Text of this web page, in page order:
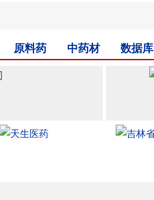
原料药 中药材 数据库